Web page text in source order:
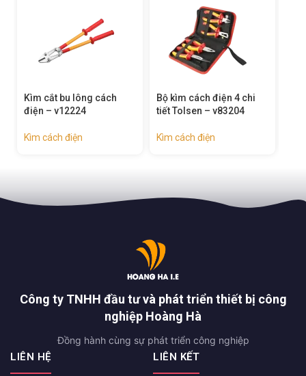
bu lông cách
v12224
điện
Bộ kìm cách điện 4 chi
tiết Tolsen – v83204
Kìm cách điện
Bộ kìm cách
tiết Tolsen –
Công ty TNHH đầu tư và phát triển thiết bị công
nghiệp Hoàng Hà
Đồng hành cùng sự phát triển công nghiệp
LIÊN HỆ LIÊN KẾT